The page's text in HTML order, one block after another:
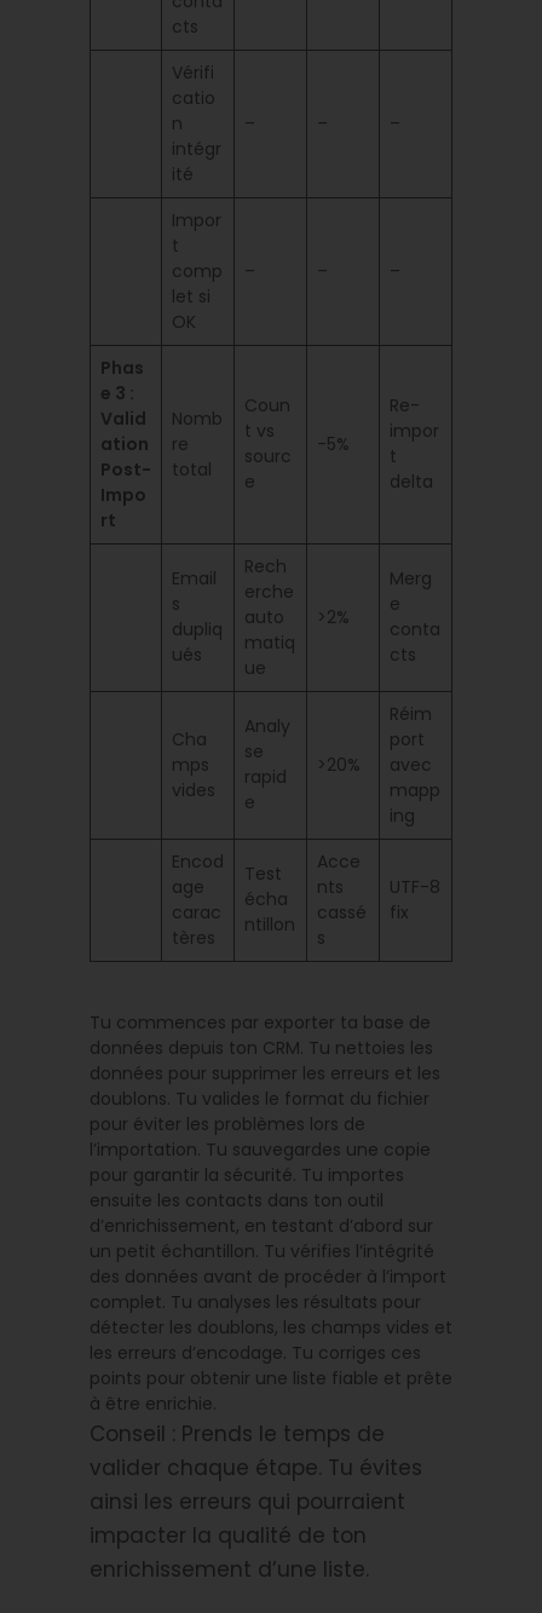
cts
Vérifi
catio
n
intégr
ité
– – –
Impor
t
comp
let si
OK
– – –
Phas
e 3 :
Valid
ation
Post-
Impo
rt
Nomb
re
total
Coun
t vs
sourc
e
-5%
Re-
impor
t
delta
Email
s
dupliq
ués
Rech
erche
auto
matiq
ue
>2%
Merg
e
conta
cts
Cha
mps
vides
Analy
se
rapid
e
>20%
Réim
port
avec
mapp
ing
Encod
age
carac
tères
Test
écha
ntillon
Acce
nts
cassé
s
UTF-8
fix
Tu commences par exporter ta base de
données depuis ton CRM. Tu nettoies les
données pour supprimer les erreurs et les
doublons. Tu valides le format du fichier
pour éviter les problèmes lors de
l’importation. Tu sauvegardes une copie
pour garantir la sécurité. Tu importes
ensuite les contacts dans ton outil
d’enrichissement, en testant d’abord sur
un petit échantillon. Tu vérifies l’intégrité
des données avant de procéder à l’import
complet. Tu analyses les résultats pour
détecter les doublons, les champs vides et
les erreurs d’encodage. Tu corriges ces
points pour obtenir une liste fiable et prête
à être enrichie.
Conseil : Prends le temps de
valider chaque étape. Tu évites
ainsi les erreurs qui pourraient
impacter la qualité de ton
enrichissement d’une liste.